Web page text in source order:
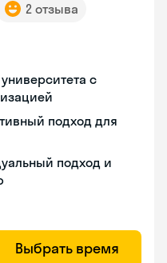
2 отзыва
с
подход для
подход и
Выбрать время